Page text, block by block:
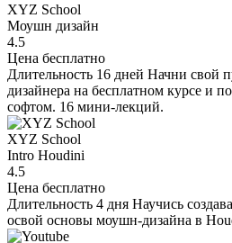
XYZ School
Моушн дизайн
4.5
Цена бесплатно
Длительность 16 дней Начни свой
дизайнера на бесплатном курсе и
софтом. 16 мини-лекций.
XYZ School
Intro Houdini
4.5
Цена бесплатно
Длительность 4 дня Научись
освой основы моушн-дизайна в